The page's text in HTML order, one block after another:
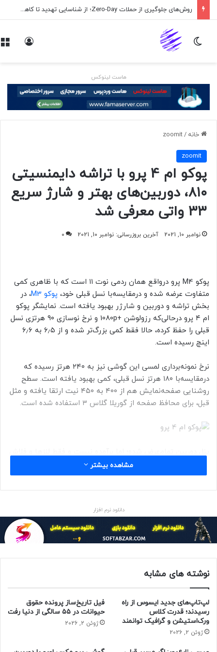
روش‌های جلوگیری از حملات Zero-Day؛ از شناسایی تهدید تا کاهش ریسک
تغییر پوسته
هاست لینوکس
خانه /
zoomit
zoomit
پوکو ام 4 پرو با تراشه دایمنسیتی
۸۱۰، دوربین‌های بهتر و شارژ سریع
۳۳ واتی معرفی شد
نوامبر 10, 2021 آخرین بروزرسانی: نوامبر 10, 2021 0
پوکو M4 پرو درواقع همان ردمی نوت ۱۱ است که با ظاهری کمی
متفاوت عرضه شده و درمقایسه‌با نسل قبلی خود،‌ پوکو M3
، در
بخش تراشه و دوربین و شارژر بهبود یافته است. نمایشگر پوکو
ام ۴ پرو درحالی‌که رزولوشن +1080p و نرخ نوسازی ۹۰ هرتزی نسل
قبلی را حفظ کرده، حالا فقط کمی بزرگ‌تر شده و از ۶٫۵ به ۶٫۶
اینچ رسیده است.
نرخ نمونه‌برداری لمسی این گوشی نیز به ۲۴۰ هرتز رسیده که
درمقایسه‌با ۱۸۰ هرتز نسل قبلی، کمی بهبود یافته است. سطح
روشنایی صفحه‌نمایش هم از ۴۰۰ به ۴۵۰ نیت ارتقا یافته و مثل
قبل، برای محافظ صفحه از گوریلا گلاس ۳ استفاده شده است.
ارتقا یافته؛ اما تغییر قابل‌توجه در بخش دوربین‌ها، اضافه‌شدن
دوربین اولتراواید ۸ مگاپیکسلی با میدان دید ۱۱۹ درجه است که
دوربین سلفی هم دوبرابر شده و به ۱۶ مگاپیکسل رسیده است.
به‌لطف تراشه‌ی دایمنسیتی ۸۱۰ که با فناوری ۶ نانومتری تولید
شده، اینترنت 5G نیز دردسترس است. در مقام مقایسه، تراشه
M3 پرو از نوع دایمنسیتی ۷۰۰ بود که با فناوری ۷ نانومتری
ساخته شده بود.
مشاهده بیشتر
دانلود نرم افزار
نوشته های مشابه
لپ‌تاپ‌های جدید ایسوس از راه
رسیدند؛ قدرت کلاس
ورک‌استیشن و گرافیک توانمند
ژوئن 2, 2026
فیل تاریخ‌ساز پرونده حقوق
حیوانات در ۵۵ سالگی از دنیا رفت
ژوئن 2, 2026